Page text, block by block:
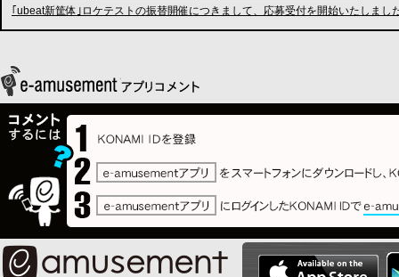
｢ubeat新筐体｣ロケテストの振替開催につきまして、応募受付を開始いたしまし